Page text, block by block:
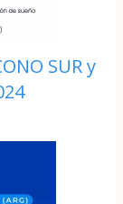
SUR y